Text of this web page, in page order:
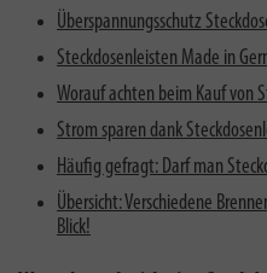
Überspannungsschutz
Steckdosenleisten Made in
Worauf achten beim Kauf von
Strom sparen dank
Häufig gefragt: Darf man
Übersicht: Verschiedene
Blick!